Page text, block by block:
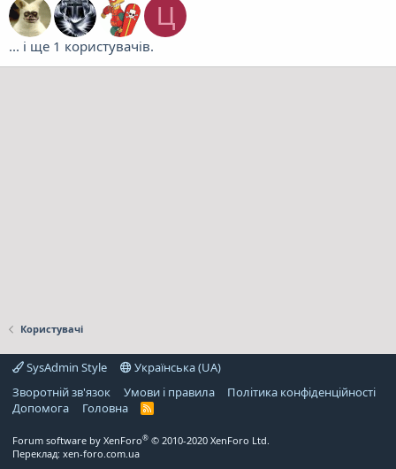
Ц
... і ще 1 користувачів.
Користувачі
SysAdmin Style
Українська (UA)
Зворотній зв'язок
Умови і правила
Політика конфіденційності
Дoпoмoга
Головна
R
Forum software by XenForo® © 2010-2020 XenForo Ltd.
Переклад: xen-foro.com.ua